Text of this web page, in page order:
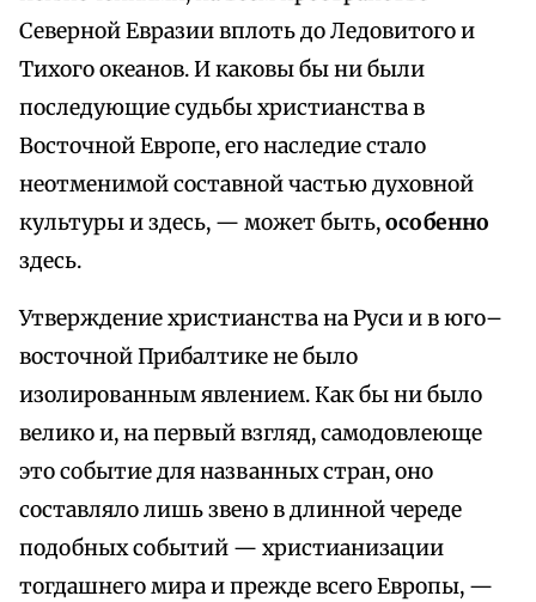
Северной Евразии вплоть до Ледовитого и
Тихого океанов. И каковы бы ни были
последующие судьбы христианства в
Восточной Европе, его наследие стало
неотменимой составной частью духовной
культуры и здесь, — может быть,особенно
здесь.
Утверждение христианства на Руси и в юго–
восточной Прибалтике не было
изолированным явлением. Как бы ни было
велико и, на первый взгляд, самодовлеюще
это событие для названных стран, оно
составляло лишь звено в длинной череде
подобных событий — христианизации
тогдашнего мира и прежде всего Европы, —